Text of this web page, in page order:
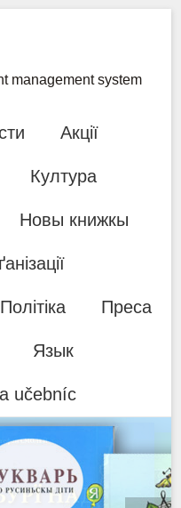
management system
Акції
Култура
Новы книжкы
Політіка Преса
Язык
učebníc